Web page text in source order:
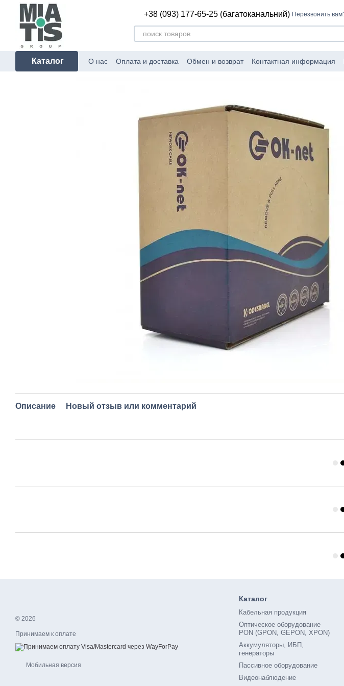
Перейти к основному контенту
+38 (093) 177-65-25 (багатоканальний) Перезвонить
Каталог О нас Оплата и доставка Обмен и возврат Контактная информация
Описание Новый отзыв или комментарий
© 2026
Принимаем к оплате
Мобильная версия
Каталог
Кабельная продукция
Оптическое оборудование
PON (GPON, GEPON, XPON)
Аккумуляторы, ИБП,
генераторы
Пассивное оборудование
Видеонаблюдение